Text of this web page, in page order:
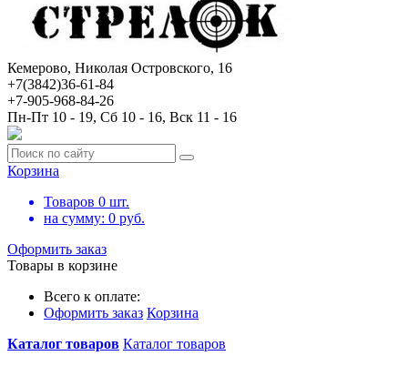
Кемерово, Николая Островского, 16
+7(3842)36-61-84
+7-905-968-84-26
Пн-Пт 10 - 19, Сб 10 - 16, Вск 11 - 16
Корзина
Товаров 0 шт.
на сумму: 0 руб.
Оформить заказ
Товары в корзине
Всего к оплате:
Оформить заказ Корзина
Каталог товаров Каталог товаров